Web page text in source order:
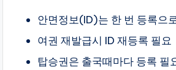
안면정보(ID)는 한 번 등록으
여권 재발급시 ID 재등록 필요
탑승권은 출국때마다 등록 필